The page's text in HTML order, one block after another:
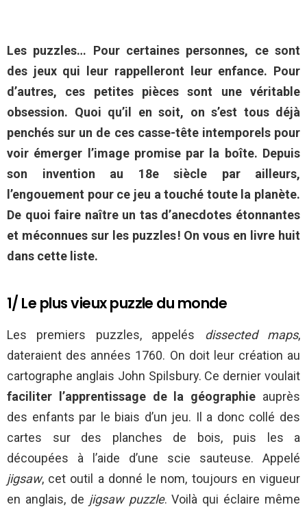
Les puzzles… Pour certaines personnes, ce sont
des jeux qui leur rappelleront leur enfance. Pour
d’autres, ces petites pièces sont une véritable
obsession. Quoi qu’il en soit, on s’est tous déjà
penchés sur un de ces casse-tête intemporels pour
voir émerger l’image promise par la boîte. Depuis
son invention au 18e siècle par ailleurs,
l’engouement pour ce jeu a touché toute la planète.
De quoi faire naître un tas d’anecdotes étonnantes
et méconnues sur les puzzles ! On vous en livre huit
dans cette liste.
1/ Le plus vieux puzzle du monde
Les premiers puzzles, appelés dissected maps,
dateraient des années 1760. On doit leur création au
cartographe anglais John Spilsbury. Ce dernier voulait
faciliter l’apprentissage de la géographie auprès
des enfants par le biais d’un jeu. Il a donc collé des
cartes sur des planches de bois, puis les a
découpées à l’aide d’une scie sauteuse. Appelé
jigsaw, cet outil a donné le nom, toujours en vigueur
en anglais, de jigsaw puzzle. Voilà qui éclaire même